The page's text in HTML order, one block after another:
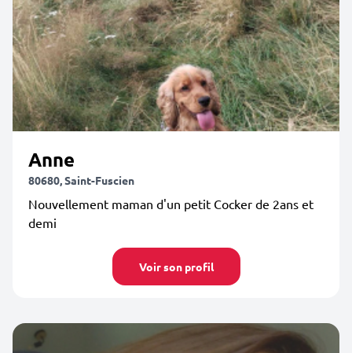
Anne
80680, Saint-Fuscien
Nouvellement maman d'un petit Cocker de 2ans et
demi
Voir son profil